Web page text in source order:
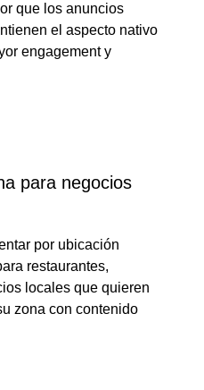
que los anuncios
el aspecto nativo
engagement y
para negocios
por ubicación
restaurantes,
locales que quieren
zona con contenido